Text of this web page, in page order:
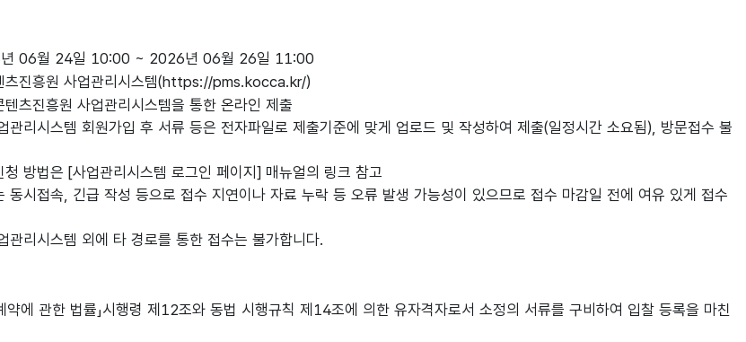
년 06월 24일 10:00 ~ 2026년 06월 26일 11:00
츠진흥원 사업관리시스템(https://pms.kocca.kr/)
츠진흥원 사업관리시스템을 통한 온라인 제출
관리시스템 회원가입 후 서류 등은 전자파일로 제출기준에 맞게 업로드 및 작성하여 제출(일정시간 소요됨), 방문접수 불
방법은 [사업관리시스템 로그인 페이지] 매뉴얼의 링크 참고
시접속, 긴급 작성 등으로 접수 지연이나 자료 누락 등 오류 발생 가능성이 있으므로 접수 마감일 전에 여유 있게 접수
관리시스템 외에 타 경로를 통한 접수는 불가합니다.
약에 관한 법률」시행령 제12조와 동법 시행규칙 제14조에 의한 유자격자로서 소정의 서류를 구비하여 입찰 등록을 마친